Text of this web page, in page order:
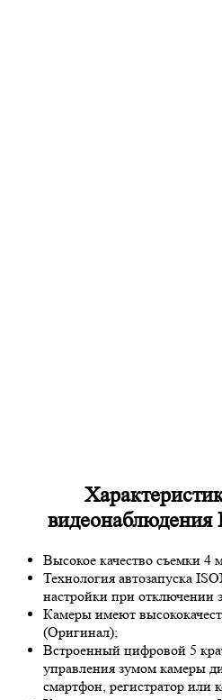
видеонаблюдения
Высокое качество съемки 4
Технология автозапуска
настройки при отключении
Камеры имеют
(Оригинал);
Встроенный цифровой 5
управления зумом камеры
смартфон, регистратор или